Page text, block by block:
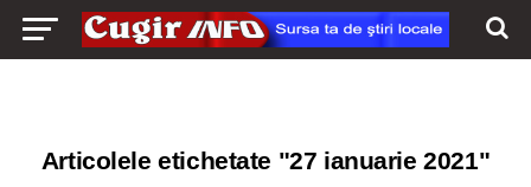
Articolele etichetate "27 ianuarie 2021"